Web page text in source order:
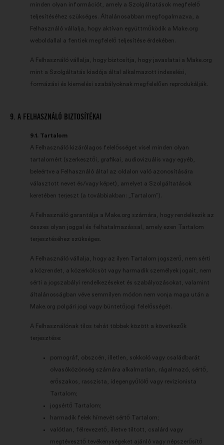
minden olyan információt, amely a Szolgáltatások megfelelő
teljesítéséhez szükséges. Általánosabban megfogalmazva, a
Felhasználó vállalja, hogy aktívan együttműködik a Make.org
weboldallal a fentiek megfelelő teljesítése érdekében.
A Felhasználó vállalja, hogy biztosítja, hogy javaslatai a Make.org
mint a Szolgáltatás kiadója által alkalmazott indexelési,
formázási és kiemelési szabályoknak megfelelően reprodukálják.
9. A FELHASZNÁLÓ BIZTOSÍTÉKAI
9.1. Tartalom
A Felhasználó kizárólagos felelősséget visel minden olyan
tartalomért (szerkesztői, grafikai, audiovizuális vagy egyéb,
beleértve a Felhasználó által az oldalon való azonosítására
választott nevet és/vagy képet), amelyet a Szolgáltatások
keretében terjeszt (a továbbiakban: „Tartalom”).
A Felhasználó garantálja a Make.org számára, hogy rendelkezik az
összes olyan joggal és felhatalmazással, amely ezen Tartalom
terjesztéséhez szükséges.
A Felhasználó vállalja, hogy az ilyen Tartalom jogszerű, nem sérti
a közrendet, a közerkölcsöt vagy harmadik személyek jogait, nem
sérti a jogszabályi rendelkezéseket és szabályozásokat, valamint
általánosságban véve semmilyen módon nem vonja maga után a
Make.org polgári jogi vagy büntetőjogi felelősségét.
A Felhasználónak tilos tehát többek között a következők
terjesztése:
pornográf, obszcén, illetlen, sokkoló vagy családbarát
olvasóközönség számára alkalmatlan, rágalmazó, sértő,
erőszakos, rasszista, idegengyűlölő vagy revizionista
Tartalom;
jogsértő Tartalom;
harmadik felek hírnevét sértő Tartalom;
valótlan, félrevezető, illetve tiltott, csalárd vagy
megtévesztő tevékenységeket ajánló vagy népszerűsítő